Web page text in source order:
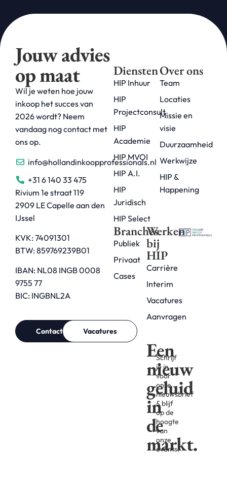
Jouw advies
op maat
Wil je weten hoe jouw
inkoop het succes van
2026 wordt? Neem
vandaag nog contact met
ons op.
info@hollandinkoopprofessionals.nl
+31 6 140 33 475
Rivium 1e straat 119
2909 LE Capelle aan den
IJssel
KVK: 74091301
BTW: 859769239B01
IBAN: NL08 INGB 0008
9755 77
BIC: INGBNL2A
Contact Vacatures
Diensten
HIP Inhuur
HIP
Projectconsult
HIP
Academie
HIP MVOI
HIP A.I.
HIP
Juridisch
HIP Select
Over ons
Team
Locaties
Missie en
visie
Duurzaamheid
Werkwijze
HIP &
Happening
Branches
Publiek
Privaat
Cases
Werken
bij
HIP
Carrière
Interim
Vacatures
Aanvragen
Een
nieuw
geluid
in
de
markt.
Schrijf
je in
voor
onze
nieuwsbrief
& blijf
op de
hoogte
van
onze
events.